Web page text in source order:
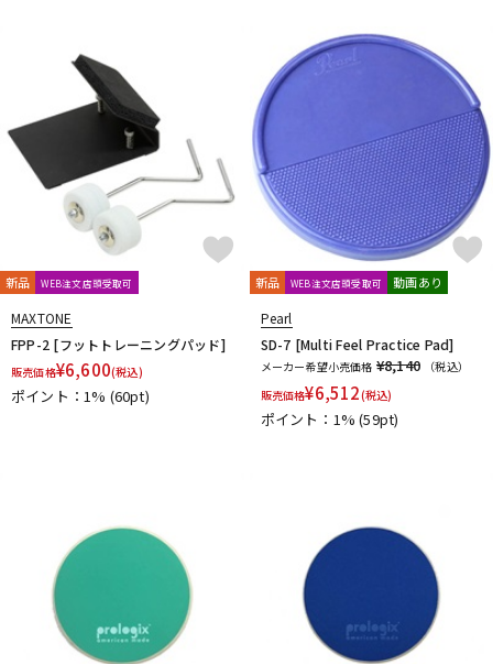
新品 WEB注文店頭受取可
MAXTONE
FPP-2 [フットトレーニングパッド]
販売価格¥6,600(税込)
ポイント：1% (60pt)
新品 WEB注文店頭受取可 動画あり
Pearl
SD-7 [Multi Feel Practice Pad]
メーカー希望小売価格 ¥8,140
（税込）
販売価格¥6,512(税込)
ポイント：1%(59pt)